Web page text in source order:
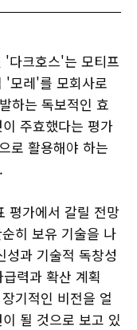
'다크호스'는 모티프
'모레'를 모회사로
하는 독보적인 효
주효했다는 평가
로 활용해야 하는
평가에서 갈릴 전망
히 보유 기술을 나
과 기술적 독창성
력과 확산 계획
기적인 비전을 얼
될 것으로 보고 있